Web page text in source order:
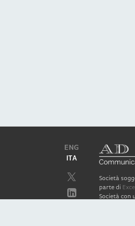
ENG
ITA
Società
parte di
Società con